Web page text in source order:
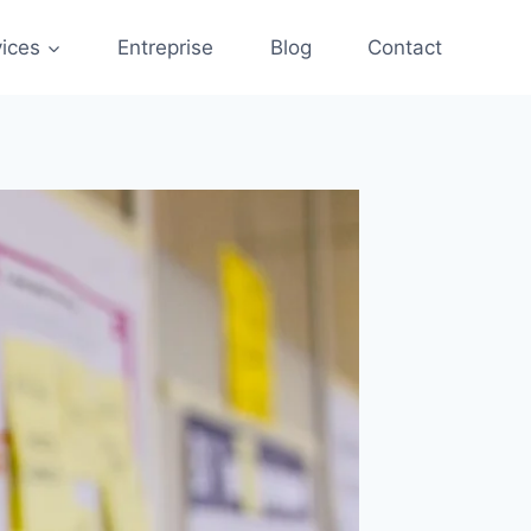
Entreprise Blog Contact